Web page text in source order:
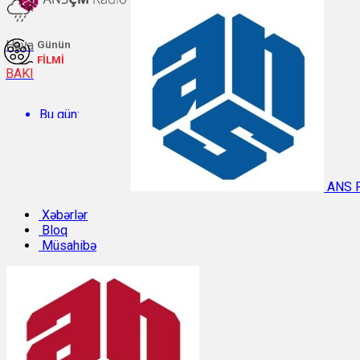
Hava
BAKI
Bu gün:
Temperatur: 27.6°C. Rütubət: 60%.
Sabah:
Günün
FİLMİ
ANS
Xəbərlər
Bloq
Müsahibə